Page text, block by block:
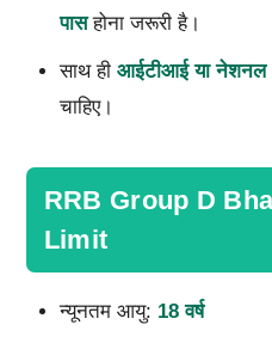
पासहोना जरूरी है।
साथ ही आईटीआई या नेशनल
चाहिए।
RRB Group D
Limit
न्यूनतम आयु: 18वर्ष